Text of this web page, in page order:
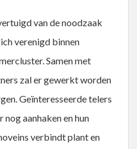
van de noodzaak
verenigd binnen
Samen met
zal er gewerkt worden
Geïnteresseerde telers
aanhaken en hun
verbindt plant en